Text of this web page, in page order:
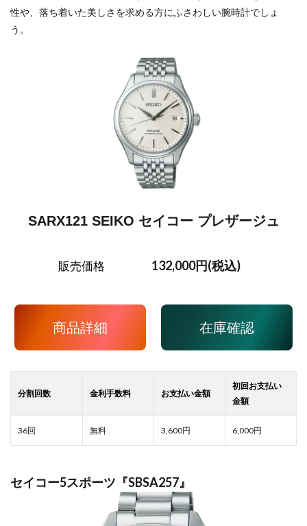
性や、落ち着いた美しさを求める方にふさわしい腕時計でしょ
う。
SARX121 SEIKO セイコー プレザージュ
販売価格 132,000円(税込)
商品詳細 在庫確認
3,600 6,000
セイコー5スポーツ『SBSA257』